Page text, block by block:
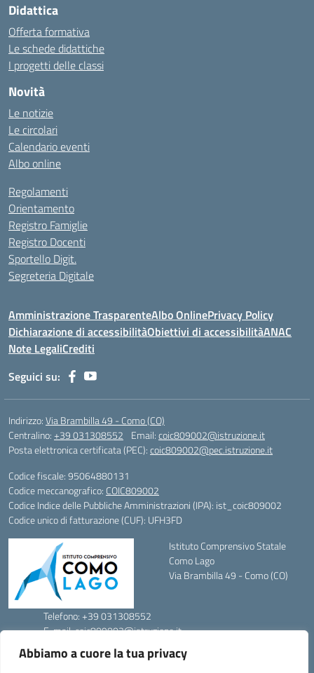
Abbiamo a cuore la tua privacy
Didattica
Offerta formativa
Le schede didattiche
I progetti delle classi
Novità
Le notizie
Le circolari
Calendario eventi
Albo online
Regolamenti
Orientamento
Registro Famiglie
Registro Docenti
Sportello Digit.
Segreteria Digitale
Amministrazione TrasparenteAlbo OnlinePrivacy Policy
Dichiarazione di accessibilitàObiettivi di accessibilitàANAC
Note LegaliCrediti
Seguici su:
Indirizzo:Via Brambilla 49 - Como (CO)
Centralino:+39 031308552 Email:coic809002@istruzione.it
Posta elettronica certificata (PEC):coic809002@pec.istruzione.it
Codice fiscale: 95064880131
Codice meccanografico: COIC809002
Codice Indice delle Pubbliche Amministrazioni (IPA): ist_coic809002
Codice unico di fatturazione (CUF): UFH3FD
Istituto Comprensivo Statale
Como Lago
Via Brambilla 49 - Como (CO)
Telefono: +39 031308552
E-mail: coic809002@istruzione.it
PEC: coic809002@pec.istruzione.it
Codice Meccanografico: COIC809002